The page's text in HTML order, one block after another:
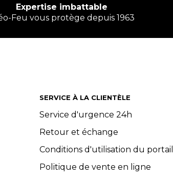
Expertise imbattable
Feu vous protège depuis 1963
SERVICE À LA CLIENTÈLE
Service d'urgence 24h
Retour et échange
Conditions d'utilisation du portail
Politique de vente en ligne